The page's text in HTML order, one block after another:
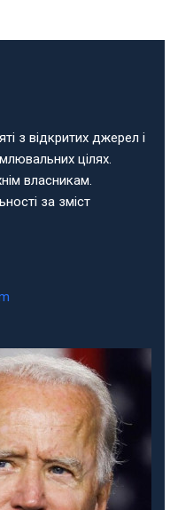
з відкритих джерел і
цілях.
власникам.
за зміст